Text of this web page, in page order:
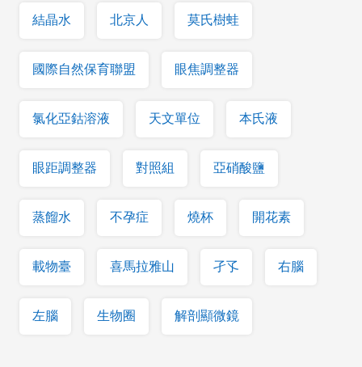
結晶水 北京人 莫氏樹蛙
國際自然保育聯盟 眼焦調整器
氯化亞鈷溶液 天文單位 本氏液
眼距調整器 對照組 亞硝酸鹽
蒸餾水 不孕症 燒杯 開花素
載物臺 喜馬拉雅山 孑孓 右腦
左腦 生物圈 解剖顯微鏡